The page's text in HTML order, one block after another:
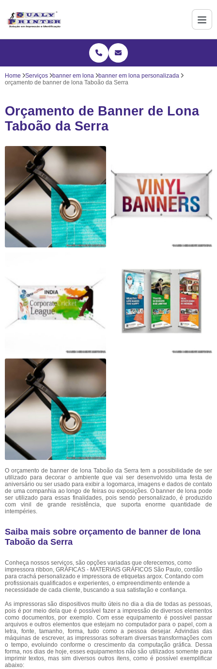
Home Serviços banner em lona
banner em lona personalizada
orçamento de banner de lona Taboão da Serra
Orçamento de Banner de Lona
Taboão da Serra
O orçamento de banner de lona Taboão da Serra tem a possibilidade de ser
utilizado para decorar o ambiente que vai ser desenvolvido uma festa de
aniversário ou ser usado para exibir a logomarca, imagens e dados de contato
de uma companhia ao longo de feiras ou exposições. O banner de lona pode
ser utilizado para essas finalidades, pois sendo personalizado, é produzido
com vinil de grande resistência, que suporta enorme quantidade de
intempéries.
Saiba mais sobre orçamento de banner de lona
Taboão da Serra
Conheça nossos serviços, são opções variadas que oferecemos, como
impressora ribbon, GRÁFICAS - MATERIAIS GRÁFICOS São Paulo, cordão
para crachá personalizado e impressora de etiquetas argox. Contando com
profissionais qualificados e experientes, o empreendimento entende a
necessidade de cada cliente, buscando a sua satisfação e confiança.
As impressoras são dispositivos muito úteis no dia a dia de todas as pessoas,
pois é por meio dela que é possível fazer a impressão de diversos elementos
como documentos, por exemplo. Com esse equipamento é possível passar
arquivos e outros elementos que estejam no computador para o papel, com a
letra, fonte, tamanho, forma, tudo como a pessoa desejar. Advindas das
máquinas de escrever, as impressoras sofreram diversas transformações com
o tempo, evoluindo conforme o crescimento da computação gráfica. Dessa
forma, nos dias de hoje, esses equipamentos não são utilizados somente para
imprimir textos, mas sim diversos outros itens, como é possível exemplificar
abaixo: